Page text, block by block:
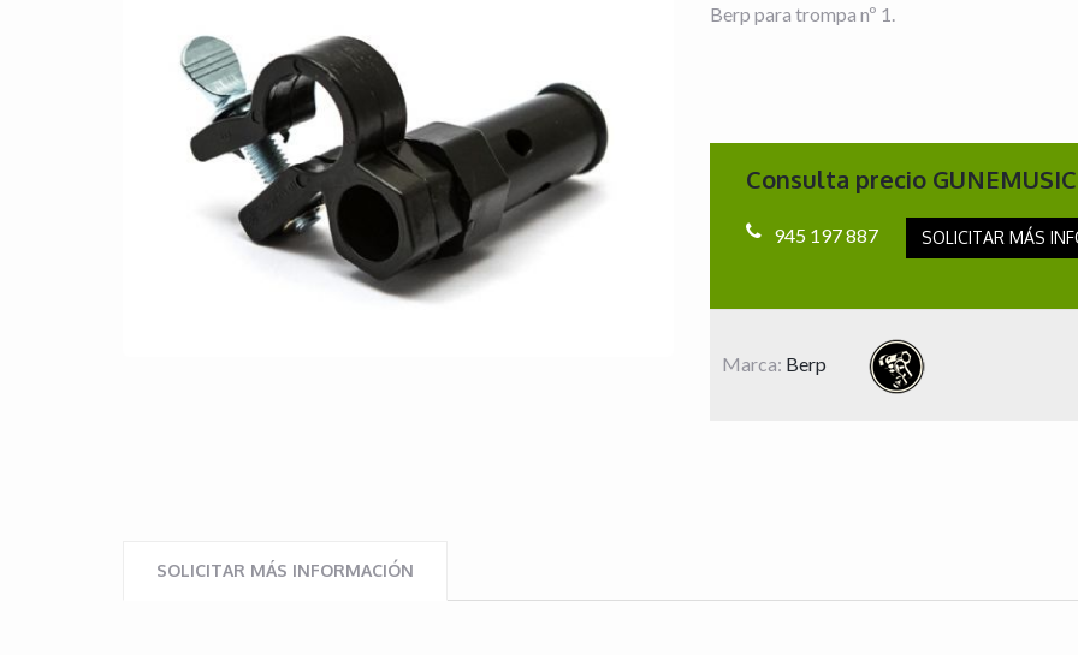
Berp para trompa nº 1.
Consulta precio GUNEMUSIC
945 197 887 SOLICITAR MÁS
Marca: Berp
SOLICITAR MÁS INFORMACIÓN